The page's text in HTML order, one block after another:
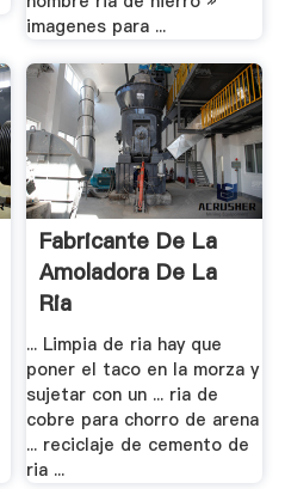
imagenes para ...
Fabricante De La
Amoladora De La
Ria
... Limpia de ria hay que
poner el taco en la morza y
sujetar con un ... ria de
cobre para chorro de arena
... reciclaje de cemento de
ria ...